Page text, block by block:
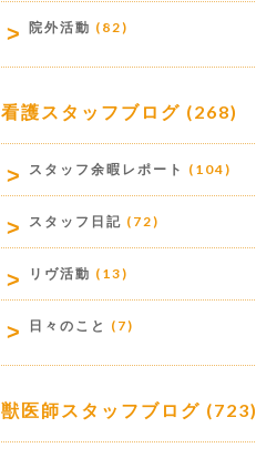
院外活動 (82)
看護スタッフブログ (268)
スタッフ余暇レポート (104)
スタッフ日記 (72)
リヴ活動 (13)
日々のこと (7)
獣医師スタッフブログ (723)